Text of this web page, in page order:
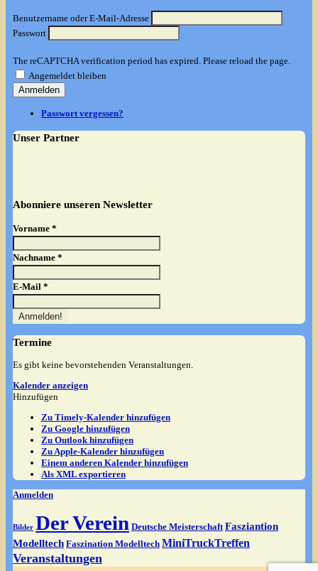
Benutzername oder E-Mail-Adresse
Passwort
The reCAPTCHA verification period has expired. Please reload the page.
Angemeldet bleiben
Anmelden
Passwort vergessen?
Unser Partner
Abonniere unseren Newsletter
Vorname *
Nachname *
E-Mail *
Termine
Es gibt keine bevorstehenden Veranstaltungen.
Kalender anzeigen
Hinzufügen
Zu Timely-Kalender hinzufügen
Zu Google hinzufügen
Zu Outlook hinzufügen
Zu Apple-Kalender hinzufügen
Einem anderen Kalender hinzufügen
Als XML exportieren
Anmelden
Bilder Der Verein Deutsche Meisterschaft Fasziantion
Modelltech Faszination Modelltech MiniTruckTreffen
Veranstaltungen